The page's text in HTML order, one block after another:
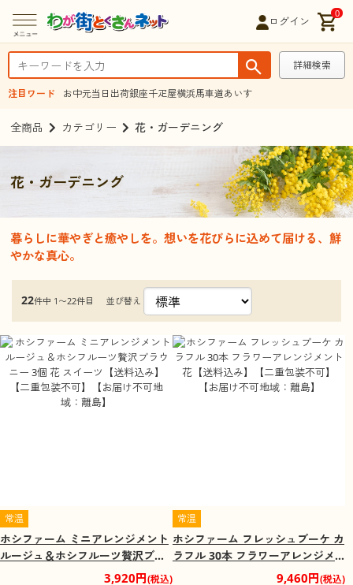
ログイン
0
詳細検索
注目ワード お中元当日出荷銀座千疋屋横浜馬車道あいす
全商品 カテゴリー 花・ガーデニング
花・ガーデニング
暮らしに華やぎと癒やしを。想いを花びらに込めて届ける、鮮
やかな真心。
22件中 1〜22件目 並び替え
常温
ホシファーム ミニアレンジメント
ルージュ＆ホシフルーツ贅沢ブラ
ウニー 3個 花 スイーツ【送料込
3,920円(税込)
常温
ホシファーム フレッシュブーケ カ
ラフル 30本 フラワーアレンジメ
ント 花【送料込み】【二重包装不
9,460円(税込)